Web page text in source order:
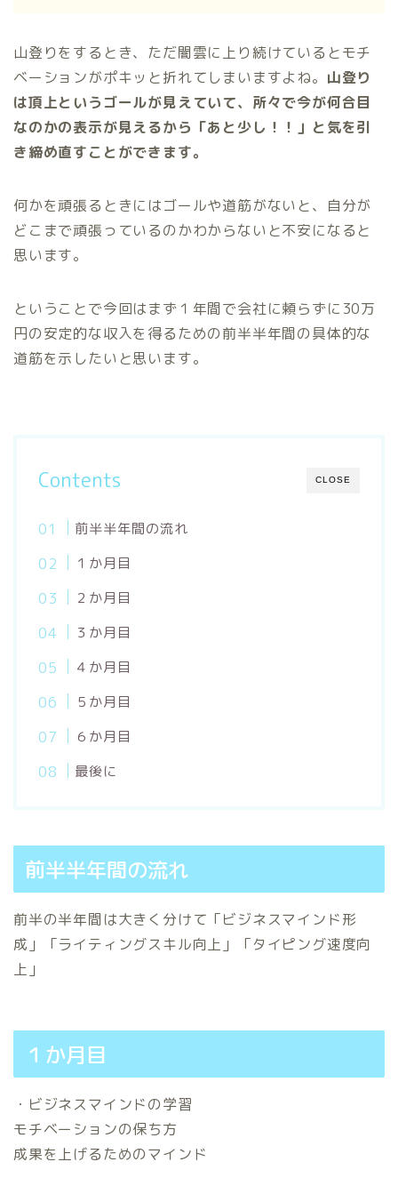
山登りをするとき、ただ闇雲に上り続けているとモチ
ベーションがポキッと折れてしまいますよね。 山登り
は頂上というゴールが見えていて、所々で今が何合目
なのかの表示が見えるから「あと少し！！」と気を引
き締め直すことができます。
何かを頑張るときにはゴールや道筋がないと、自分が
どこまで頑張っているのかわからないと不安になると
思います。
ということで今回はまず１年間で会社に頼らずに30万
円の安定的な収入を得るための前半半年間の具体的な
道筋を示したいと思います。
CLOSE
Contents
前半半年間の流れ
１か月目
２か月目
３か月目
４か月目
５か月目
６か月目
最後に
前半半年間の流れ
前半の半年間は大きく分けて「ビジネスマインド形
成」「ライティングスキル向上」「タイピング速度向
上」
１か月目
・ビジネスマインドの学習
モチベーションの保ち方
成果を上げるためのマインド